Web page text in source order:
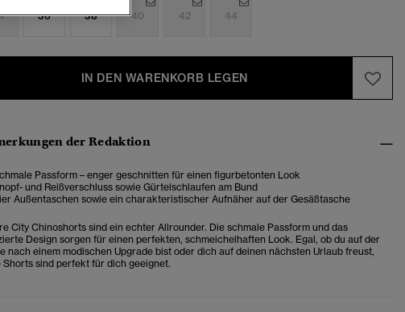
36 38 40 42 44
IN DEN WARENKORB LEGEN
der Redaktion
Passform – enger geschnitten für einen figurbetonten Look
und Reißverschluss sowie Gürtelschlaufen am Bund
Außentaschen sowie ein charakteristischer Aufnäher auf der Gesäßtasche
City Chinoshorts sind ein echter Allrounder. Die schmale Passform und das
Design sorgen für einen perfekten, schmeichelhaften Look. Egal, ob du auf der
nach einem modischen Upgrade bist oder dich auf deinen nächsten Urlaub freust,
Shorts sind perfekt für dich geeignet.